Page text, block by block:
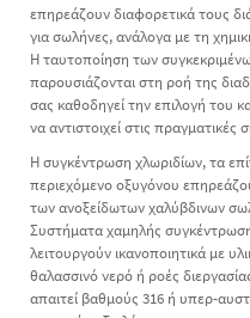
επηρεάζουν διαφορετικά τους
για σωλήνες, ανάλογα με τη
Η ταυτοποίηση των
παρουσιάζονται στη ροή της
σας καθοδηγεί την επιλογή του
να αντιστοιχεί στις πραγματικές
Η συγκέντρωση χλωριδίων, τα
περιεχόμενο οξυγόνου
των ανοξείδωτων χαλύβδινων
Συστήματα χαμηλής
λειτουργούν ικανοποιητικά με
θαλασσινό νερό ή ροές
απαιτεί βαθμούς 316 ή υπερ-